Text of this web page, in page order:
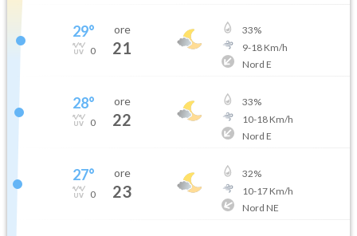
29°
0
ore
21
33%
9-18Km/h
Nord E
28°
0
ore
22
33%
10-18Km/h
Nord E
27°
0
ore
23
32%
10-17Km/h
Nord NE